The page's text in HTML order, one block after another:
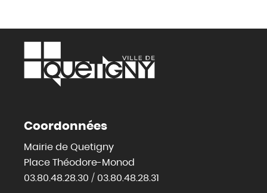
Coordonnées
Mairie de Quetigny
Place Théodore-Monod
03.80.48.28.30 / 03.80.48.28.31